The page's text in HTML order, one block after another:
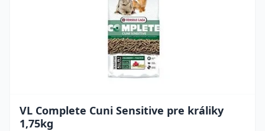
VL Complete Cuni Sensitive pre králiky
1,75kg